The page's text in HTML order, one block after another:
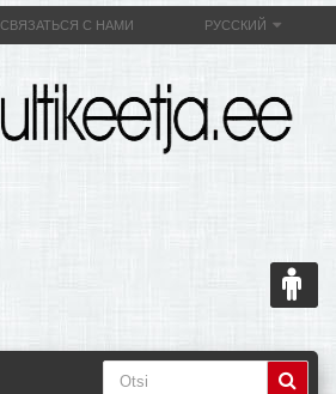
РУССКИЙ
СВЯЗАТЬСЯ С НАМИ